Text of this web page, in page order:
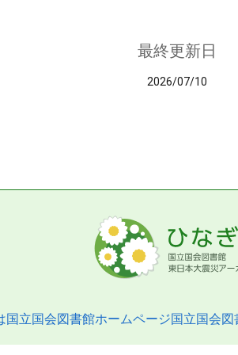
最終更新日
2026/07/10
国立国会図書館ホームページ国立国会図